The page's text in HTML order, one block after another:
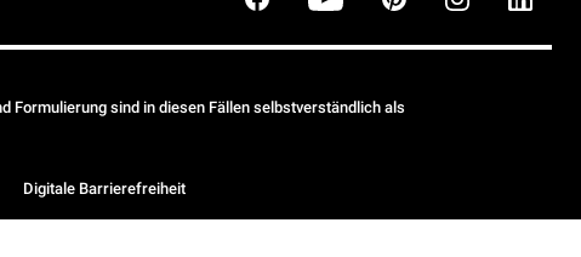
Formulierung sind in diesen Fällen selbstverständlich als
Digitale Barrierefreiheit